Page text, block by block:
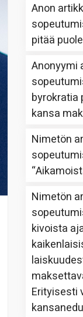
Anon
pitää
Anonyymi
byrokratia
kansa
Nimetön
“
Nimetön
kivoista
Erityisesti